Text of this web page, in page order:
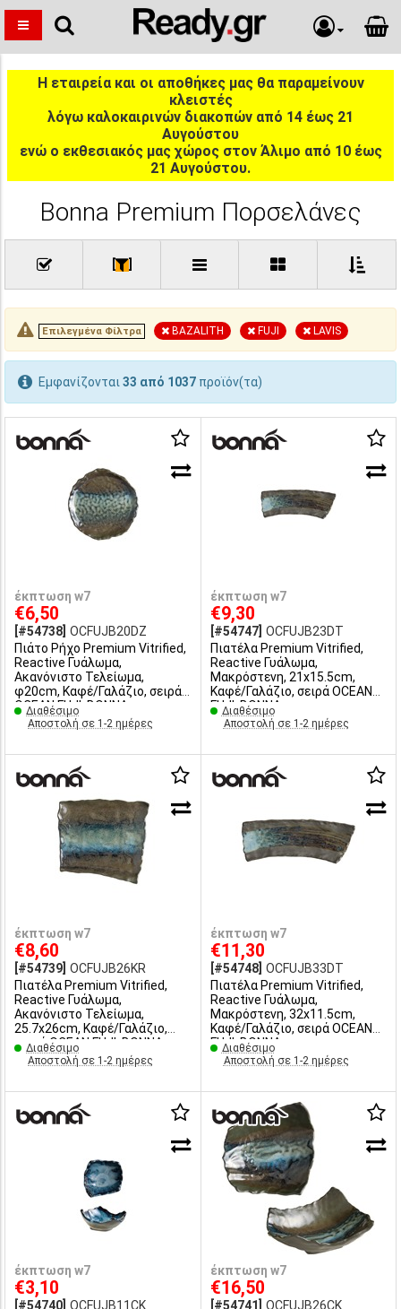
Η εταιρεία και οι αποθήκες μας θα παραμείνουν
κλειστές
λόγω καλοκαιρινών διακοπών από 14 έως 21
Αυγούστου
ενώ ο εκθεσιακός μας χώρος στον Άλιμο από 10 έως
21 Αυγούστου.
Bonna Premium Πορσελάνες
[ ]
Επιλεγμένα Φίλτρα BAZALITH FUJI LAVIS
Εμφανίζονται 33 από 1037 προϊόν(τα)
έκπτωση w7
€6,50
[#54738] OCFUJB20DZ
Πιάτο Ρήχο Premium Vitrified,
Reactive Γυάλωμα,
Ακανόνιστο Τελείωμα,
φ20cm, Καφέ/Γαλάζιο, σειρά
OCEAN FUJI, ΒΟΝΝΑ
Διαθέσιμο
Αποστολή σε 1-2 ημέρες
έκπτωση w7
€9,30
[#54747] OCFUJB23DT
Πιατέλα Premium Vitrified,
Reactive Γυάλωμα,
Μακρόστενη, 21x15.5cm,
Καφέ/Γαλάζιο, σειρά OCEAN
FUJI, ΒΟΝΝΑ
Διαθέσιμο
Αποστολή σε 1-2 ημέρες
έκπτωση w7
€8,60
[#54739] OCFUJB26KR
Πιατέλα Premium Vitrified,
Reactive Γυάλωμα,
Ακανόνιστο Τελείωμα,
25.7x26cm, Καφέ/Γαλάζιο,
σειρά OCEAN FUJI, ΒΟΝΝΑ
Διαθέσιμο
Αποστολή σε 1-2 ημέρες
έκπτωση w7
€11,30
[#54748] OCFUJB33DT
Πιατέλα Premium Vitrified,
Reactive Γυάλωμα,
Μακρόστενη, 32x11.5cm,
Καφέ/Γαλάζιο, σειρά OCEAN
FUJI, ΒΟΝΝΑ
Διαθέσιμο
Αποστολή σε 1-2 ημέρες
έκπτωση w7
€3,10
[#54740] OCFUJB11CK
έκπτωση w7
€16,50
[#54741]
OCFUJB26CK